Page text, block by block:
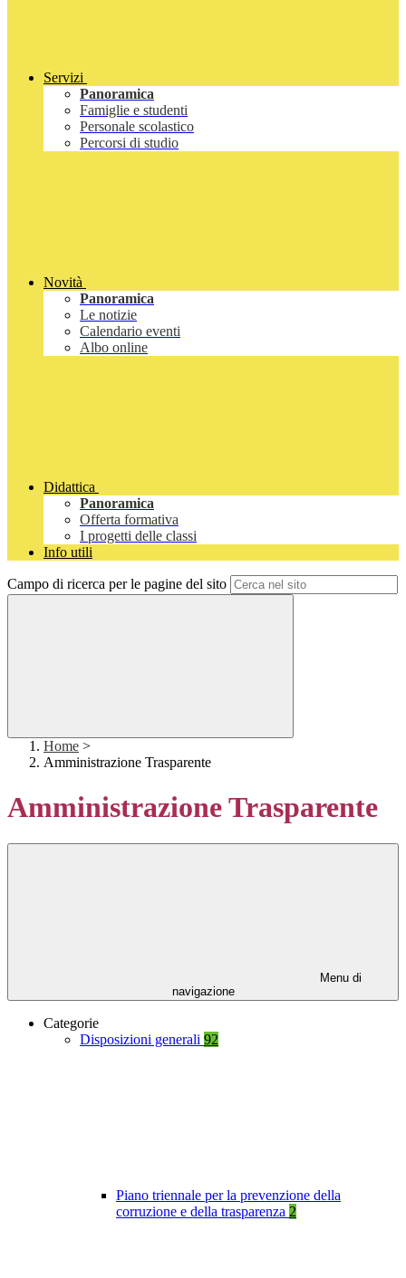
Servizi
Panoramica
Famiglie e studenti
Personale scolastico
Percorsi di studio
Novità
Panoramica
Le notizie
Calendario eventi
Albo online
Didattica
Panoramica
Offerta formativa
I progetti delle classi
Info utili
Campo di ricerca per le pagine del sito
Home >
Amministrazione Trasparente
Amministrazione Trasparente
Menu di
navigazione
Categorie
Disposizioni generali 92
Piano triennale per la prevenzione della
corruzione e della trasparenza 2